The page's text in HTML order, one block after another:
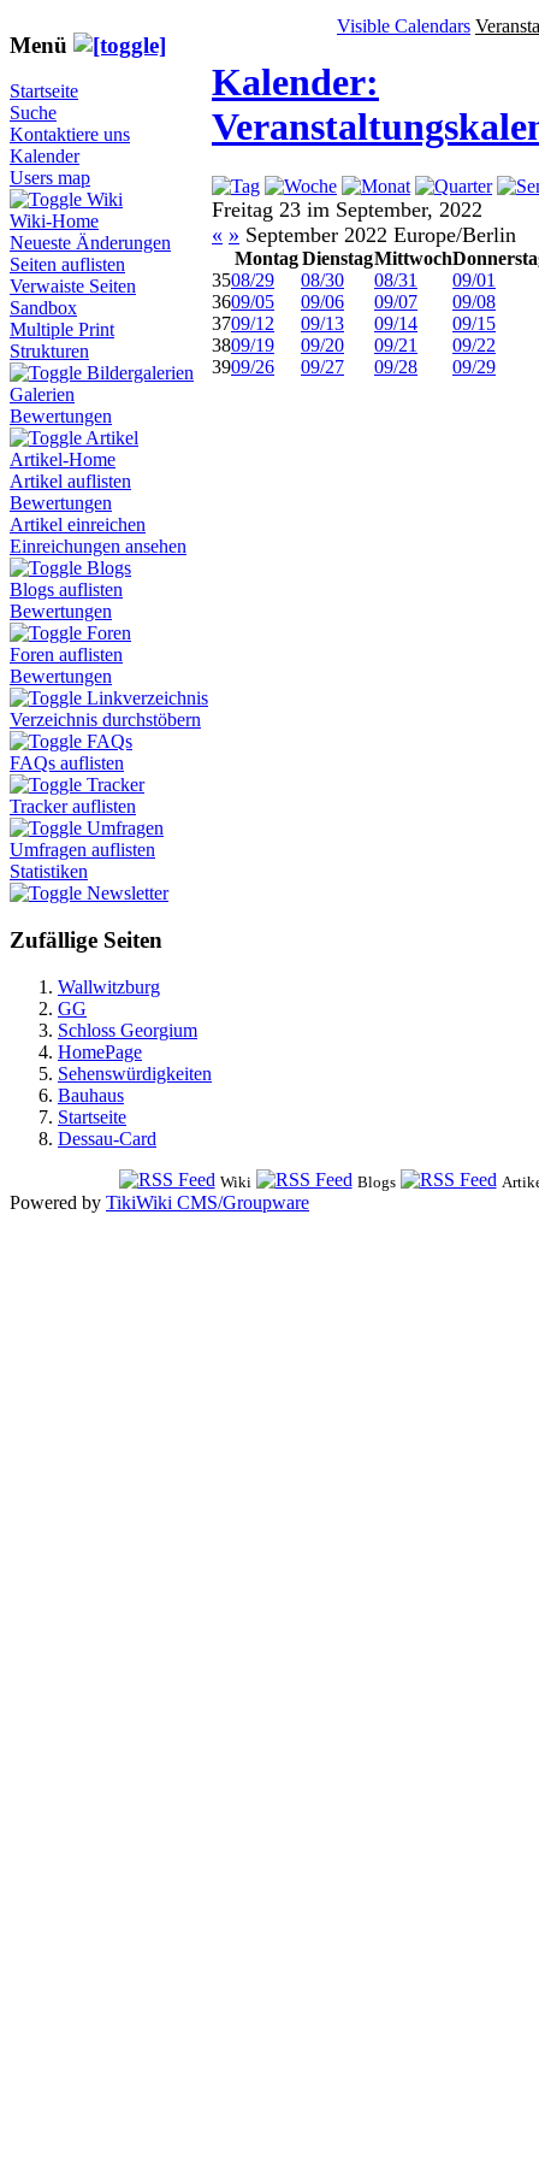
Menü
Startseite
Suche
Kontaktiere uns
Kalender
Users map
Wiki
Wiki-Home
Neueste Änderungen
Seiten auflisten
Verwaiste Seiten
Sandbox
Multiple Print
Strukturen
Bildergalerien
Galerien
Bewertungen
Artikel
Artikel-Home
Artikel auflisten
Bewertungen
Artikel einreichen
Einreichungen ansehen
Blogs
Blogs auflisten
Bewertungen
Foren
Foren auflisten
Bewertungen
Linkverzeichnis
Verzeichnis durchstöbern
FAQs
FAQs auflisten
Tracker
Tracker auflisten
Umfragen
Umfragen auflisten
Statistiken
Newsletter
Zufällige Seiten
Wallwitzburg
GG
Schloss Georgium
HomePage
Sehenswürdigkeiten
Bauhaus
Startseite
Dessau-Card
Visible Calendars
Kalender:
Freitag 23 im September, 2022
« » September 2022 Europe/Berlin
Montag DienstagMittwoch
3508/29 08/30 08/31
09/01
3609/05 09/06 09/07
09/08
3709/12 09/13 09/14
09/15
3809/19 09/20 09/21
09/22
3909/26 09/27 09/28 09/29
Wiki Blogs
Powered by TikiWiki CMS/Groupware